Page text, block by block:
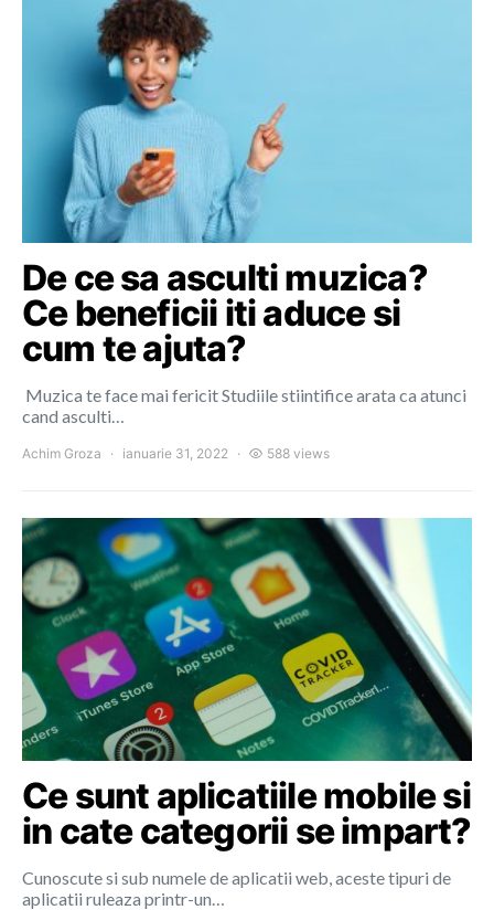
De ce sa asculti muzica?
Ce beneficii iti aduce si
cum te ajuta?
Muzica te face mai fericit Studiile stiintifice arata ca atunci
cand asculti…
Achim Groza ianuarie 31, 2022 588 views
Ce sunt aplicatiile mobile si
in cate categorii se impart?
Cunoscute si sub numele de aplicatii web, aceste tipuri de
aplicatii ruleaza printr-un…